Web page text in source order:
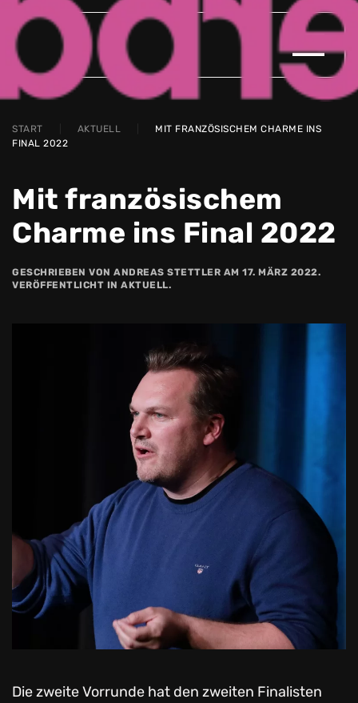
Zum Hauptinhalt springen
START AKTUELL
MIT FRANZÖSISCHEM CHARME INS
FINAL 2022
Mit französischem
Charme ins Final 2022
GESCHRIEBEN VON ANDREAS STETTLER AM 17. MÄRZ 2022.
VERÖFFENTLICHT IN AKTUELL.
Die zweite Vorrunde hat den zweiten Finalisten